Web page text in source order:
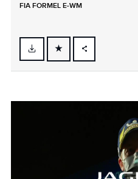
FIA FORMEL E‑WM
FACEBOOK
LINKEDIN